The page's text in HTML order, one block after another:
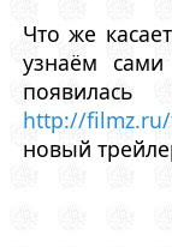
Что же
узнаём
http://
новый